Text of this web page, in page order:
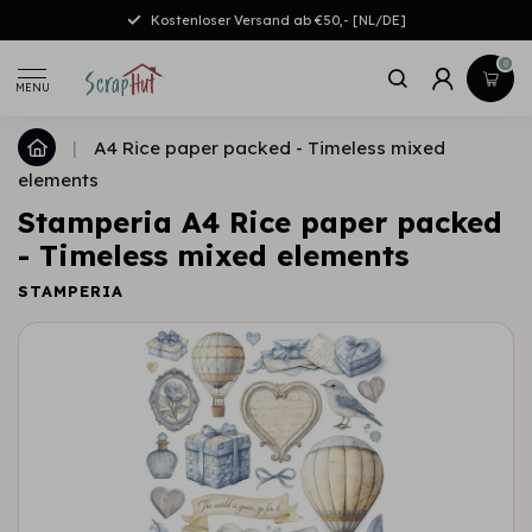
Kostenloser Versand ab €50,- [NL/DE]
MENU
0
|
A4 Rice paper packed - Timeless mixed
elements
Stamperia A4 Rice paper packed
- Timeless mixed elements
STAMPERIA